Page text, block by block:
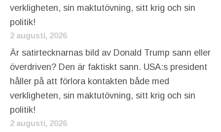
verkligheten, sin maktutövning, sitt krig och sin
politik!
2 augusti, 2026
Är satirtecknarnas bild av Donald Trump sann eller
överdriven? Den är faktiskt sann. USA:s president
håller på att förlora kontakten både med
verkligheten, sin maktutövning, sitt krig och sin
politik!
2 augusti, 2026